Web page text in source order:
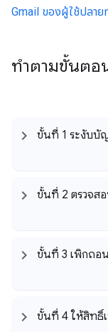
Gmail ของผู้ใช้ปลาย
ทำตามขั้นตอ
ขั้นที่ 1 ระงับบัญ
ขั้นที่ 2 ตรวจส
ขั้นที่ 3 เพิกถอ
ขั้นที่ 4 ให้สิทธิ์